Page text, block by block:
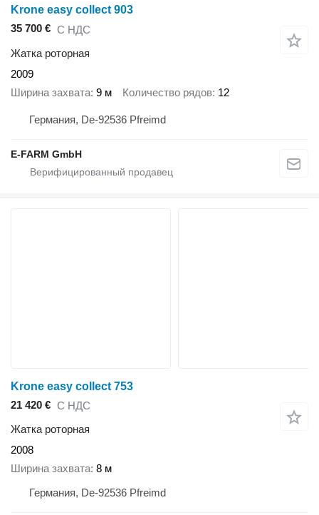
Krone easy collect 903
35 700 € С НДС
Жатка роторная
2009
Ширина захвата 9 м Количество рядов 12
Германия, De-92536 Pfreimd
E-FARM GmbH
Krone easy collect 753
21 420 € С НДС
Жатка роторная
2008
Ширина захвата 8 м
Германия, De-92536 Pfreimd